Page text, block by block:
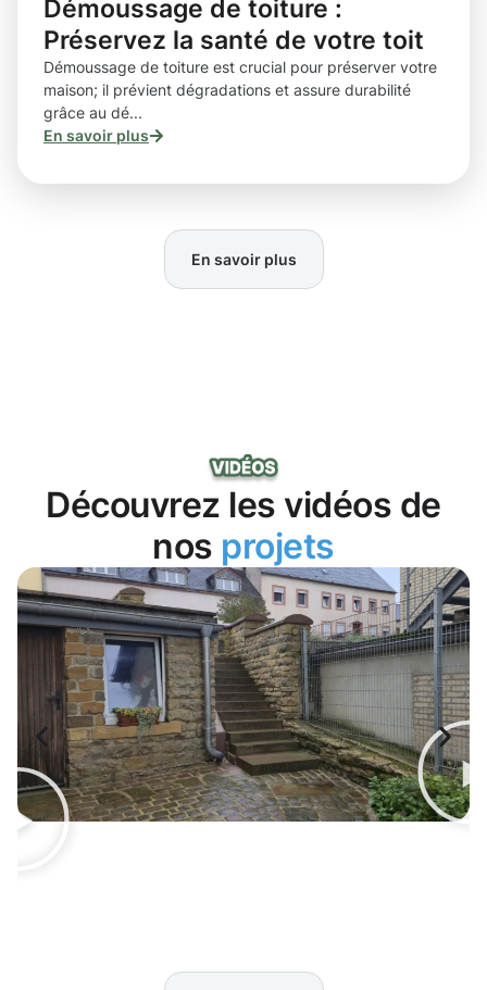
Démoussage de toiture :
Préservez la santé de votre toit
Démoussage de toiture est crucial pour préserver votre
maison; il prévient dégradations et assure durabilité
grâce au dé...
En savoir plus
En savoir plus
Découvrez les vidéos de
nos projets